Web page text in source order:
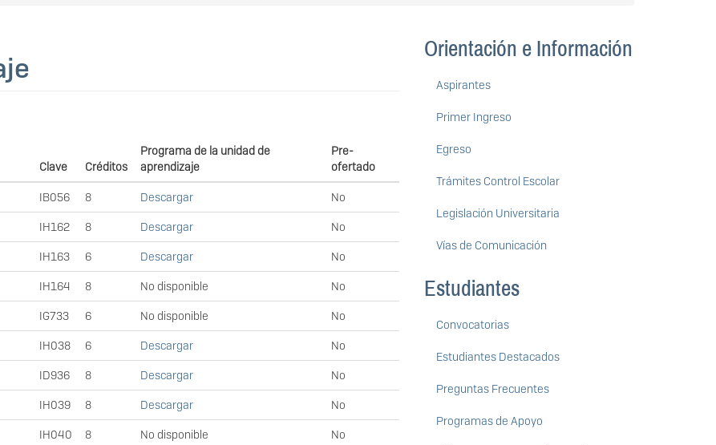
Clave Créditos
Programa de la unidad de
aprendizaje
Pre-
ofertado
IB056 8 Descargar No
IH162 8 Descargar No
IH163 6 Descargar No
IH164 8 No disponible No
IG733 6 No disponible No
IH038 6 Descargar No
ID936 8 Descargar No
IH039 8 Descargar No
IH040 8 No disponible No
Orientación e Información
Aspirantes
Primer Ingreso
Egreso
Trámites Control Escolar
Legislación Universitaria
Vías de Comunicación
Estudiantes
Convocatorias
Estudiantes Destacados
Preguntas Frecuentes
Programas de Apoyo